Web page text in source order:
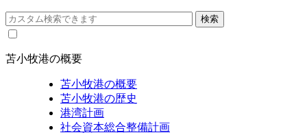
苫小牧港の概要
苫小牧港の概要
苫小牧港の歴史
港湾計画
社会資本総合整備計画